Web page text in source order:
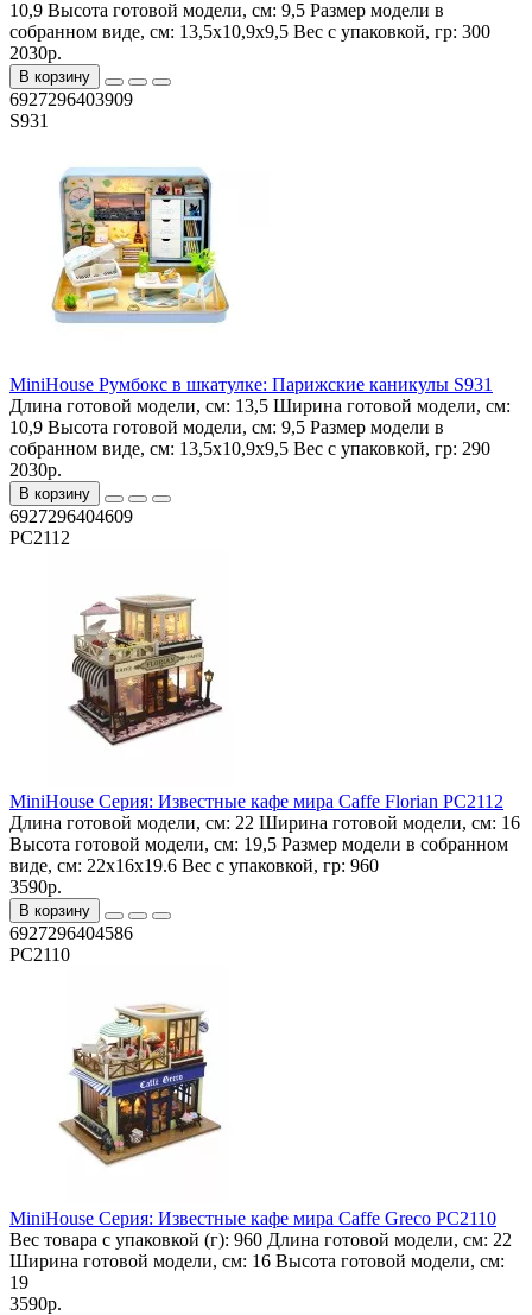
10,9 Высота готовой модели, см: 9,5 Размер модели в
собранном виде, см: 13,5x10,9x9,5 Вес с упаковкой, гр: 300
2030р.
В корзину
6927296403909
S931
MiniHouse Румбокс в шкатулке: Парижские каникулы S931
Длина готовой модели, см: 13,5 Ширина готовой модели, см:
10,9 Высота готовой модели, см: 9,5 Размер модели в
собранном виде, см: 13,5x10,9x9,5 Вес с упаковкой, гр: 290
2030р.
В корзину
6927296404609
PC2112
MiniHouse Серия: Известные кафе мира Caffe Florian PC2112
Длина готовой модели, см: 22 Ширина готовой модели, см: 16
Высота готовой модели, см: 19,5 Размер модели в собранном
виде, см: 22x16x19.6 Вес с упаковкой, гр: 960
3590р.
В корзину
6927296404586
PC2110
MiniHouse Серия: Известные кафе мира Caffe Greco PC2110
Вес товара с упаковкой (г): 960 Длина готовой модели, см: 22
Ширина готовой модели, см: 16 Высота готовой модели, см:
19
3590р.